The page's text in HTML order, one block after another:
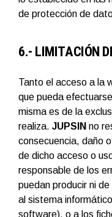
de protección de
6.- LIMITACIÓN
Tanto el acceso a la
que pueda
misma es de la
realiza. JUPSIN no
consecuencia, daño
de dicho acceso o
responsable de los
puedan producir ni
al sistema
software), o a los